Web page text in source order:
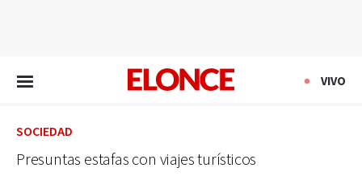
VIVO
SOCIEDAD
Presuntas estafas con viajes turísticos